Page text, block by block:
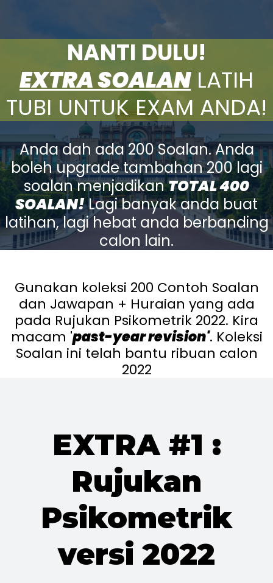
NANTI DULU!
EXTRA SOALANLATIH
TUBI UNTUK EXAM ANDA!
Anda dah ada 200 Soalan. Anda
boleh upgrade tambahan 200 lagi
soalan menjadikanTOTAL 400
SOALAN!Lagi banyak anda buat
latihan, lagi hebat anda berbanding
calon lain.
Gunakan koleksi 200 Contoh Soalan
dan Jawapan + Huraian yang ada
pada Rujukan Psikometrik 2022. Kira
macam 'past-year revision'. Koleksi
Soalan ini telah bantu ribuan calon
2022
EXTRA #1 :
Rujukan
Psikometrik
versi 2022